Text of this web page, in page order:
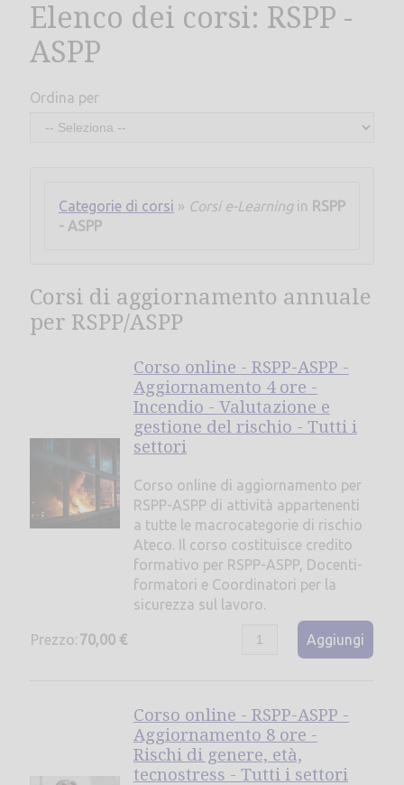
Elenco dei corsi: RSPP -
ASPP
Ordina per
Categorie di corsi » Corsi e-Learningin RSPP
- ASPP
Corsi di aggiornamento annuale
per RSPP/ASPP
Corso online - RSPP-ASPP -
Aggiornamento 4 ore -
Incendio - Valutazione e
gestione del rischio - Tutti i
settori
Corso online di aggiornamento per
RSPP-ASPP di attività appartenenti
a tutte le macrocategorie di rischio
Ateco. Il corso costituisce credito
formativo per RSPP-ASPP, Docenti-
formatori e Coordinatori per la
sicurezza sul lavoro.
Prezzo: 70,00 € Aggiungi
Corso online - RSPP-ASPP -
Aggiornamento 8 ore -
Rischi di genere, età,
tecnostress - Tutti i settori